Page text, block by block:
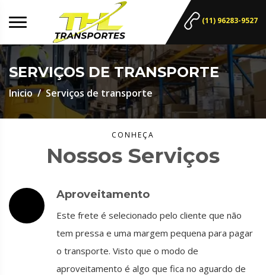
(11) 96283-9527
SERVIÇOS DE TRANSPORTE
Inicio Serviços de transporte
CONHEÇA
Nossos Serviços
Aproveitamento
Este frete é selecionado pelo cliente que não
tem pressa e uma margem pequena para pagar
o transporte. Visto que o modo de
aproveitamento é algo que fica no aguardo de